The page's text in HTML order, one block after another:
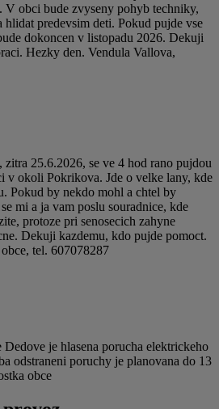
V obci bude zvyseny pohyb techniky,
hlidat predevsim deti. Pokud pujde vse
dokoncen v listopadu 2026. Dekuji
Hezky den. Vendula Vallova,
25.6.2026, se ve 4 hod rano pujdou
v okoli Pokrikova. Jde o velke lany, kde
Pokud by nekdo mohl a chtel by
mi a ja vam poslu souradnice, kde
protoze pri senosecich zahyne
Dekuji kazdemu, kdo pujde pomoct.
tel. 607078287
je hlasena porucha elektrickeho
odstraneni poruchy je planovana do 13
obce